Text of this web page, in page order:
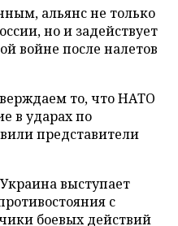
альянс не только
но и задействует
войне после налетов
то, что НАТО
в ударах по
представители
выступает
с
боевых действий